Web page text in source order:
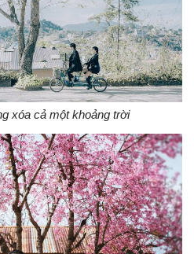
xóa cả một khoảng trời